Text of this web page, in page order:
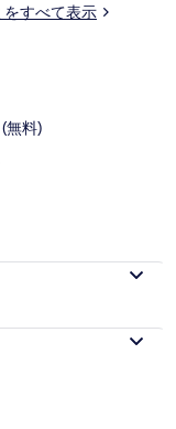
すべて表示
無料)